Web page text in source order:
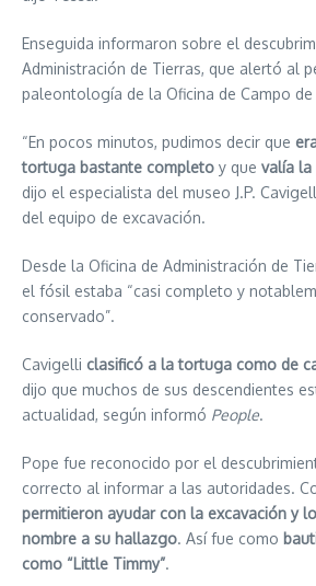
Enseguida informaron sobre el
Administración de Tierras, que alertó al
paleontología de la Oficina de Campo de
“En pocos minutos, pudimos decir que
tortuga bastante completo y que valía la
dijo el especialista del museo J.P.
del equipo de excavación.
Desde la Oficina de Administración de
el fósil estaba “casi completo y
conservado”.
Cavigelli clasificó a la tortuga como de
dijo que muchos de sus descendientes
actualidad, según informó People.
Pope fue reconocido por el
correcto al informar a las autoridades.
permitieron ayudar con la excavación y
nombre a su hallazgo. Así fue como
como “Little Timmy”.